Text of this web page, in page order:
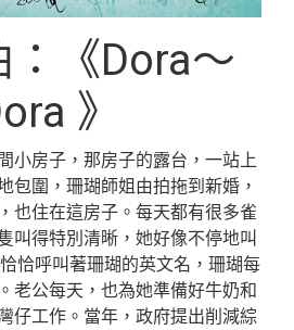
《Dora～
》
小房子，那房子的露台，一站上
包圍，珊瑚師姐由拍拖到新婚，
也住在這房子。每天都有很多雀
叫得特別清晰，她好像不停地叫
恰呼叫著珊瑚的英文名，珊瑚每
老公每天，也為她準備好牛奶和
仔工作。當年，政府提出削減綜